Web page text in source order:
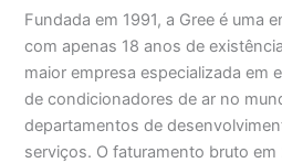
Fundada em 1991, a Gree é uma
com apenas 18 anos de
maior empresa especializada em
de condicionadores de ar no
departamentos de
serviços. O faturamento bruto